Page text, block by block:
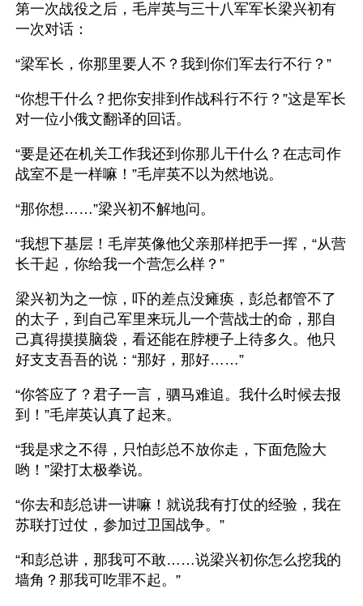
第一次战役之后，毛岸英与三十八军军长梁兴初有
一次对话：
“梁军长，你那里要人不？我到你们军去行不行？”
“你想干什么？把你安排到作战科行不行？”这是军长
对一位小俄文翻译的回话。
“要是还在机关工作我还到你那儿干什么？在志司作
战室不是一样嘛！”毛岸英不以为然地说。
“那你想……”梁兴初不解地问。
“我想下基层！毛岸英像他父亲那样把手一挥，“从营
长干起，你给我一个营怎么样？”
梁兴初为之一惊，吓的差点没瘫痪，彭总都管不了
的太子，到自己军里来玩儿一个营战士的命，那自
己真得摸摸脑袋，看还能在脖梗子上待多久。他只
好支支吾吾的说：“那好，那好……”
“你答应了？君子一言，驷马难追。我什么时候去报
到！”毛岸英认真了起来。
“我是求之不得，只怕彭总不放你走，下面危险大
哟！”梁打太极拳说。
“你去和彭总讲一讲嘛！就说我有打仗的经验，我在
苏联打过仗，参加过卫国战争。”
“和彭总讲，那我可不敢……说梁兴初你怎么挖我的
墙角？那我可吃罪不起。”